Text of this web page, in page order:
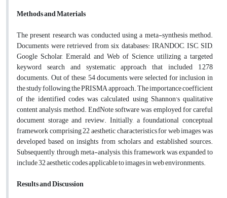
Methods and Materials
The present research was conducted using a meta-synthesis method.
Documents were retrieved from six databases: IRANDOC, ISC, SID,
Google Scholar, Emerald, and Web of Science, utilizing a targeted
keyword search and systematic approach that included 1,278
documents. Out of these, 54 documents were selected for inclusion in
the study following the PRISMA approach. The importance coefficient
of the identified codes was calculated using Shannon's qualitative
content analysis method. EndNote software was employed for careful
document storage and review. Initially, a foundational conceptual
framework comprising 22 aesthetic characteristics for web images was
developed based on insights from scholars and established sources.
Subsequently, through meta-analysis, this framework was expanded to
include 32 aesthetic codes applicable to images in web environments.
Results and Discussion